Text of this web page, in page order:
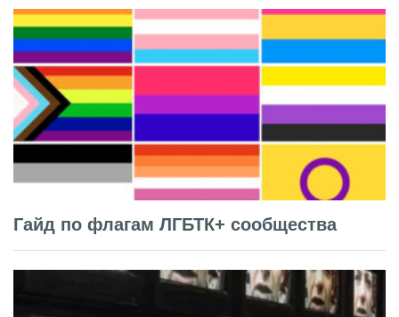
Гайд по флагам ЛГБТК+ сообщества